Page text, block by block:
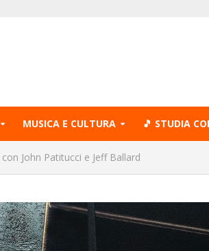
MUSICA E CULTURA 🎵 STUDIA
John Patitucci e Jeff Ballard